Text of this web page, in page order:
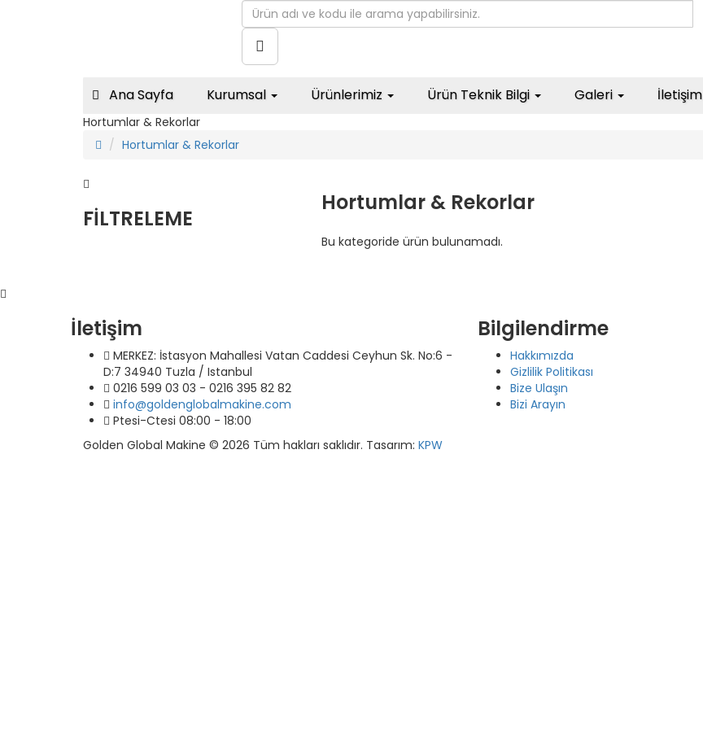
Ana Sayfa Kurumsal Ürünlerimiz Ürün Teknik Bilgi Galeri İletişim
Hortumlar & Rekorlar
Hortumlar & Rekorlar
FİLTRELEME
Hortumlar & Rekorlar
Bu kategoride ürün bulunamadı.
İletişim
MERKEZ: İstasyon Mahallesi Vatan Caddesi Ceyhun Sk. No:6 -
D:7 34940 Tuzla / Istanbul
0216 599 03 03 - 0216 395 82 82
info@goldenglobalmakine.com
Ptesi-Ctesi 08:00 - 18:00
Bilgilendirme
Hakkımızda
Gizlilik Politikası
Bize Ulaşın
Bizi Arayın
Golden Global Makine © 2026 Tüm hakları saklıdır. Tasarım: KPW